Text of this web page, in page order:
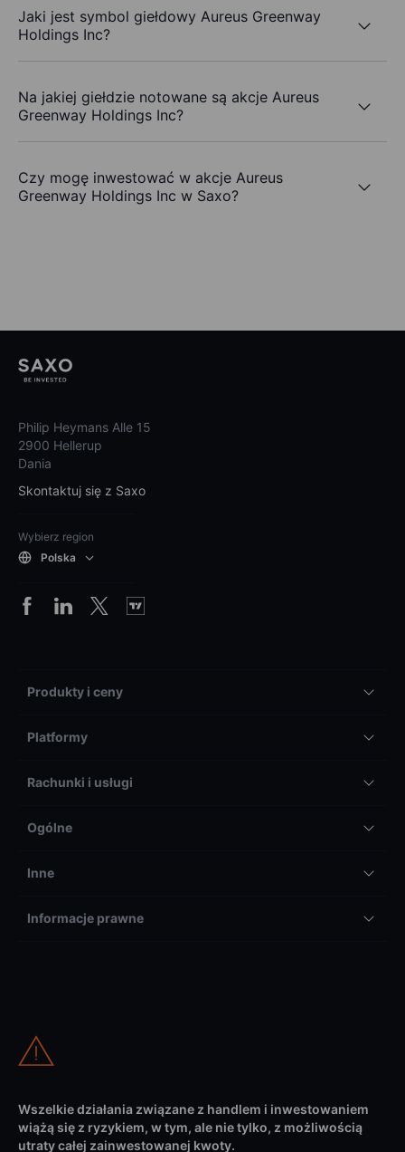
Jaki jest symbol giełdowy Aureus Greenway
Holdings Inc?
Na jakiej giełdzie notowane są akcje Aureus
Greenway Holdings Inc?
Czy mogę inwestować w akcje Aureus
Greenway Holdings Inc w Saxo?
Philip Heymans Alle 15
2900 Hellerup
Dania
Skontaktuj się z Saxo
Wybierz region
Polska
Produkty i ceny
Platformy
Rachunki i usługi
Ogólne
Inne
Informacje prawne
Wszelkie działania związane z handlem i inwestowaniem
wiążą się z ryzykiem, w tym, ale nie tylko, z możliwością
utraty całej zainwestowanej kwoty.